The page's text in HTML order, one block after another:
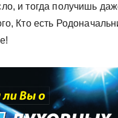
и тогда получишь
Кто есть